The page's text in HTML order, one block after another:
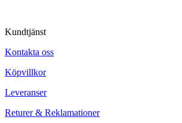
Kundtjänst
Kontakta oss
Köpvillkor
Leveranser
Returer & Reklamationer